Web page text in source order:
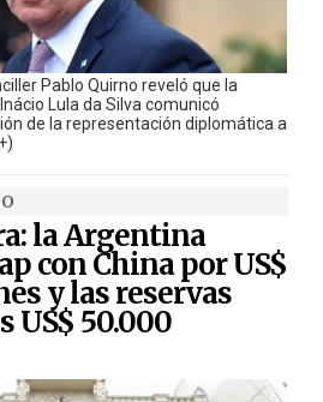
Pablo Quirno reveló que la
Lula da Silva comunicó
de la representación diplomática a
la Argentina
con China por US$
y las reservas
US$ 50.000